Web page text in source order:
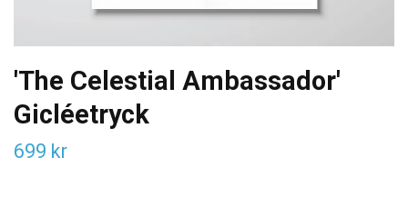
'The Celestial Ambassador'
Gicléetryck
699 kr